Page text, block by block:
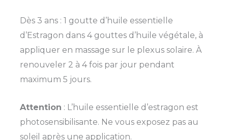
Dès 3 ans : 1 goutte d’huile essentielle
d’Estragon dans 4 gouttes d’huile végétale, à
appliquer en massage sur le plexus solaire. À
renouveler 2 à 4 fois par jour pendant
maximum 5 jours.
Attention : L’huile essentielle d’estragon est
photosensibilisante. Ne vous exposez pas au
soleil après une application.